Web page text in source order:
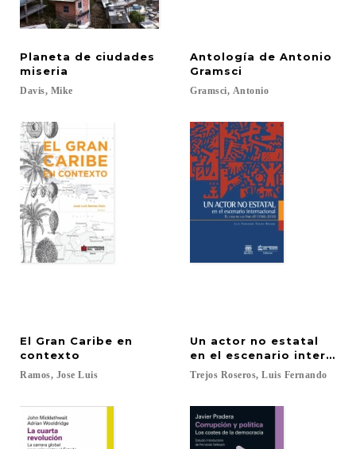
Planeta de ciudades
miseria
Davis, Mike
Antología de Antonio
Gramsci
Gramsci, Antonio
El Gran Caribe en
contexto
Ramos, Jose Luis
Un actor no estatal
en el escenario
Trejos Roseros, Luis Fernando